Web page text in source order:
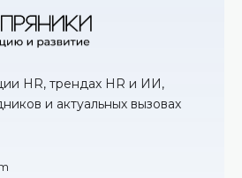
HR, трендах HR и ИИ,
и актуальных вызовах